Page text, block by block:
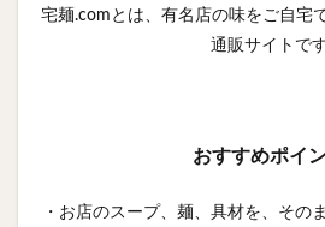
宅麺.comとは、有名店の味をご自宅
通販サイトで
おすすめポイ
・お店のスープ、麺、具材を、その